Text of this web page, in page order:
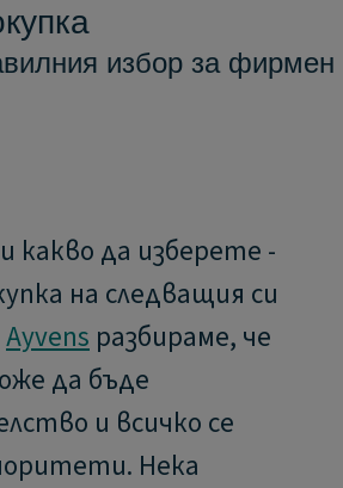
избор за фирмен
какво да изберете -
на следващия си
Ayvens разбираме, че
да бъде
и всичко се
Нека